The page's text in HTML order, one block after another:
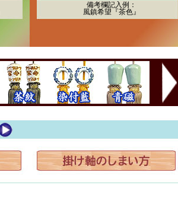
備考欄記入例：
風鎮希望『茶色』